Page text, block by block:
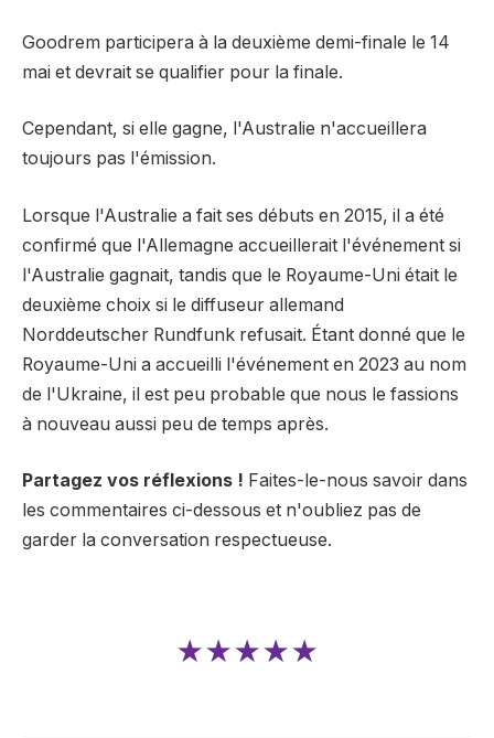
Goodrem participera à la deuxième demi-finale le 14
mai et devrait se qualifier pour la finale.
Cependant, si elle gagne, l'Australie n'accueillera
toujours pas l'émission.
Lorsque l'Australie a fait ses débuts en 2015, il a été
confirmé que l'Allemagne accueillerait l'événement si
l'Australie gagnait, tandis que le Royaume-Uni était le
deuxième choix si le diffuseur allemand
Norddeutscher Rundfunk refusait. Étant donné que le
Royaume-Uni a accueilli l'événement en 2023 au nom
de l'Ukraine, il est peu probable que nous le fassions
à nouveau aussi peu de temps après.
Partagez vos réflexions ! Faites-le-nous savoir dans
les commentaires ci-dessous et n'oubliez pas de
garder la conversation respectueuse.
★★★★★